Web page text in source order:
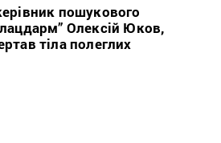
пошукового
Олексій Юков,
тіла полеглих